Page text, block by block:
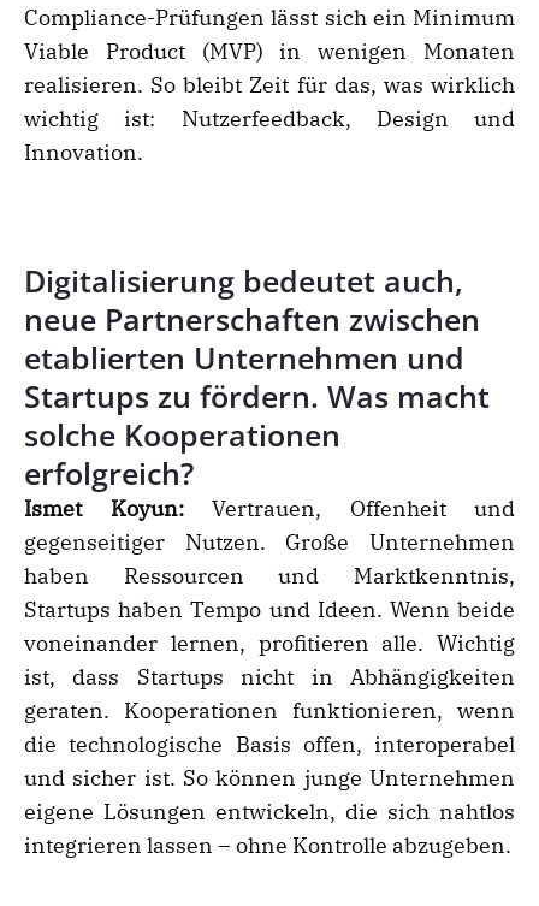
Compliance-Prüfungen lässt sich ein Minimum
Viable Product (MVP) in wenigen Monaten
realisieren. So bleibt Zeit für das, was wirklich
wichtig ist: Nutzerfeedback, Design und
Innovation.
Digitalisierung bedeutet auch,
neue Partnerschaften zwischen
etablierten Unternehmen und
Startups zu fördern. Was macht
solche Kooperationen
erfolgreich?
Ismet Koyun:Vertrauen, Offenheit und
gegenseitiger Nutzen. Große Unternehmen
haben Ressourcen und Marktkenntnis,
Startups haben Tempo und Ideen. Wenn beide
voneinander lernen, profitieren alle. Wichtig
ist, dass Startups nicht in Abhängigkeiten
geraten. Kooperationen funktionieren, wenn
die technologische Basis offen, interoperabel
und sicher ist. So können junge Unternehmen
eigene Lösungen entwickeln, die sich nahtlos
integrieren lassen – ohne Kontrolle abzugeben.